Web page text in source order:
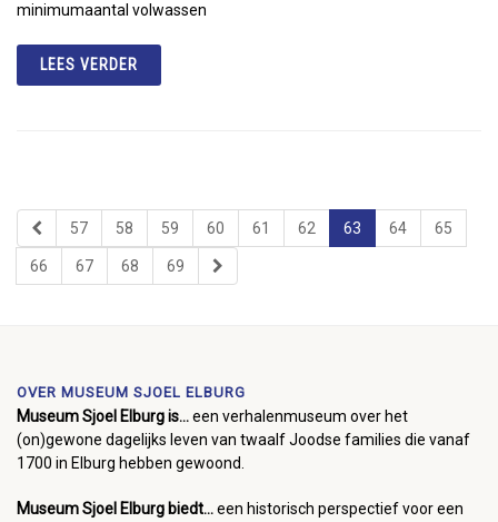
minimumaantal volwassen
LEES VERDER
57 58 59 60 61 62 63 64 65
66 67 68 69
OVER MUSEUM SJOEL ELBURG
Museum Sjoel Elburg is...een verhalenmuseum over het
(on)gewone dagelijks leven van twaalf Joodse families die vanaf
1700 in Elburg hebben gewoond.
Museum Sjoel Elburg biedt...een historisch perspectief voor een